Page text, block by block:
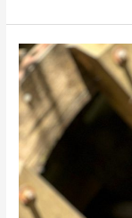
Wieder
kandidiere
ich
für
die
Kommunalwahl
2025
–
weil